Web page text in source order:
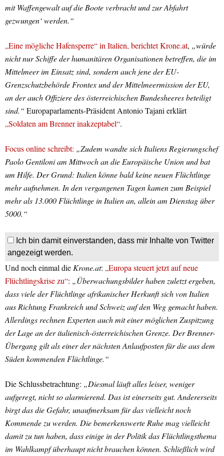
mit Waffengewalt auf die Boote verbracht und zur Abfahrt
gezwungen‘ werden.“
„Eine mögliche Hafensperre“ in Italien, berichtet Krone.at, „würde
nicht nur Schiffe der humanitären Organisationen betreffen, die im
Mittelmeer im Einsatz sind, sondern auch jene derEU-
Grenzschutzbehörde Frontex und der Mittelmeermission der EU,
an der auch Offiziere des österreichischen Bundesheeres beteiligt
sind.“ Europaparlaments-Präsident Antonio Tajani erklärt
„Soldaten am Brenner inakzeptabel“.
Focus online schreibt: „Zudem wandte sich Italiens Regierungschef
Paolo Gentiloni am Mittwoch an die Europäische Union und bat
um Hilfe. Der Grund: Italien könne bald keine neuen Flüchtlinge
mehr aufnehmen. In den vergangenen Tagen kamen zum Beispiel
mehr als 13.000 Flüchtlinge in Italien an, allein am Dienstag über
5000.“
Ich bin damit einverstanden, dass mir Inhalte von Twitter
angezeigt werden.
Und noch einmal dieKrone.at: „Europa steuert jetzt auf neue
Flüchtlingskrise zu“: „Überwachungsbilder haben zuletzt ergeben,
dass viele der Flüchtlinge afrikanischer Herkunft sich von Italien
aus Richtung Frankreich und Schweiz auf den Weg gemacht haben.
Allerdings rechnen Experten auch mit einer möglichen Zuspitzung
der Lage an deritalienisch-österreichischen Grenze. DerBrenner-
Übergang gilt als einer der nächsten Anlaufposten für die aus dem
Süden kommenden Flüchtlinge.“
Die Schlussbetrachtung: „Diesmal läuft alles leiser, weniger
aufgeregt, nicht so alarmierend. Das ist einerseits gut. Andererseits
birgt das die Gefahr, unaufmerksam für das vielleicht noch
Kommende zu werden. Die bemerkenswerte Ruhe mag vielleicht
damit zu tun haben, dass einige in der Politik das Flüchtlingsthema
im Wahlkampf überhaupt nicht brauchen können. Schließlich wird